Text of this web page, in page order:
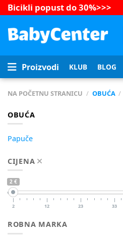
Bicikli popust do 30%>>>
Proizvodi KLUB BLOG
NA POČETNU STRANICU / OBUĆA /
OBUĆA
Papuče
CIJENA
2 €
2 12 23 33
ROBNA MARKA